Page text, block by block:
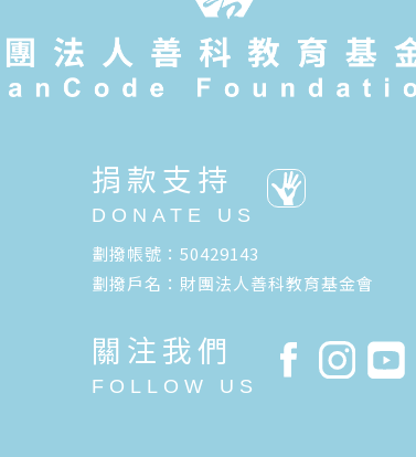
捐款支持
DONATE US
劃撥帳號：50429143
劃撥戶名：財團法人善科教育基金會
關注我們
FOLLOW US